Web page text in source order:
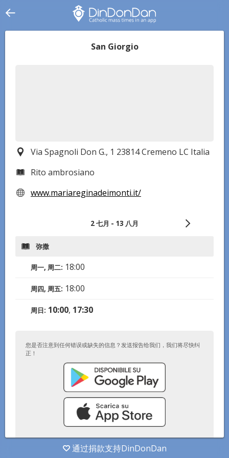
San Giorgio
Via Spagnoli Don G., 1 23814 Cremeno LC Italia
Rito ambrosiano
www.mariareginadeimonti.it/
2 七月 - 13 八月
弥撒
周一, 周二: 18:00
周四, 周五: 18:00
周日: 10:00, 17:30
您是否注意到任何错误或缺失的信息？发送报告给我们，我们将尽快纠
正！
通过捐款支持DinDonDan